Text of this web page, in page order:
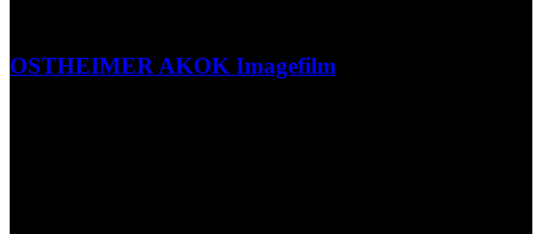
OSTHEIMER AKOK Imagefilm